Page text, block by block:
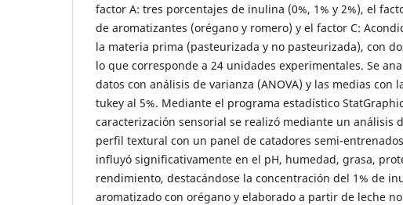
factor A: tres porcentajes de inulina (0%, 1% y 2%), el
de aromatizantes (orégano y romero) y el factor C:
la materia prima (pasteurizada y no pasteurizada), con
lo que corresponde a 24 unidades experimentales. Se
datos con análisis de varianza (ANOVA) y las medias con
tukey al 5%. Mediante el programa estadístico
caracterización sensorial se realizó mediante un análisis
perfil textural con un panel de catadores semi-
influyó significativamente en el pH, humedad, grasa,
rendimiento, destacándose la concentración del 1% de
aromatizado con orégano y elaborado a partir de leche